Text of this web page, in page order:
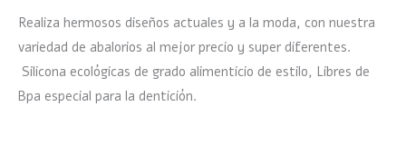
Realiza hermosos diseños actuales y a la moda, con nuestra
variedad de abalorios al mejor precio y super diferentes.
Silicona ecológicas de grado alimenticio de estilo, Libres de
Bpa especial para la dentición.